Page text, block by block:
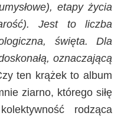
etapy życia
Jest to liczba
święta. Dla
oznaczającą
ten krążek to album
ziarno, którego siłę
rodząca